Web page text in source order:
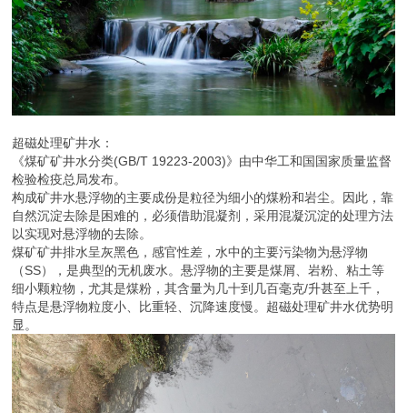
超磁处理矿井水：
《煤矿矿井水分类(GB/T 19223-2003)》由中华工和国国家质量监督
检验检疫总局发布。
构成矿井水悬浮物的主要成份是粒径为细小的煤粉和岩尘。因此，靠
自然沉淀去除是困难的，必须借助混凝剂，采用混凝沉淀的处理方法
以实现对悬浮物的去除。
煤矿矿井排水呈灰黑色，感官性差，水中的主要污染物为悬浮物
（SS），是典型的无机废水。悬浮物的主要是煤屑、岩粉、粘土等
细小颗粒物，尤其是煤粉，其含量为几十到几百毫克/升甚至上千，
特点是悬浮物粒度小、比重轻、沉降速度慢。超磁处理矿井水优势明
显。